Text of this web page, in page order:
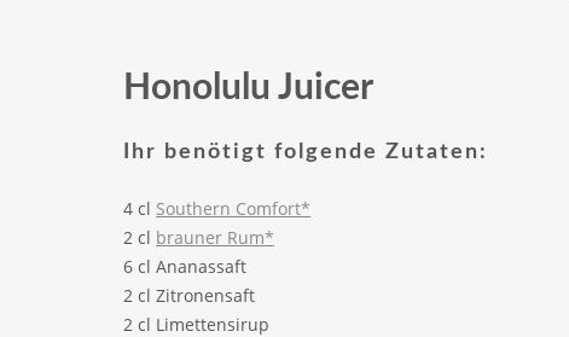
Honolulu Juicer
Ihr benötigt folgende Zutaten:
4 cl Southern Comfort*
2 cl brauner Rum*
6 cl Ananassaft
2 cl Zitronensaft
2 cl Limettensirup